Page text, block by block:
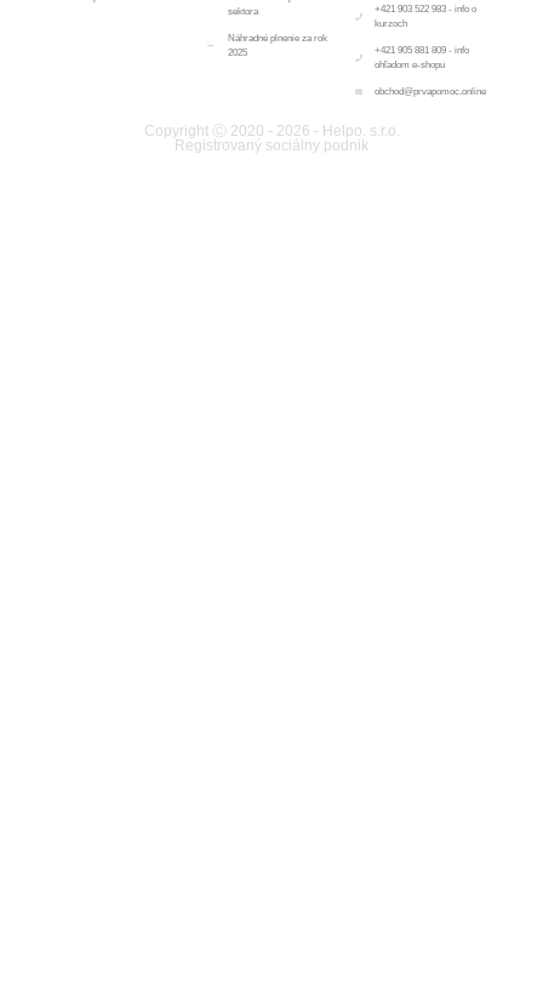
sektora
Náhradné plnenie za rok
2025
+421 903 522 983 - info o
kurzoch
+421 905 881 809 - info
ohľadom e-shopu
obchod@prvapomoc.online
Copyright Ⓒ 2020 - 2026 - Helpo. s.r.o.
Registrovaný sociálny podnik